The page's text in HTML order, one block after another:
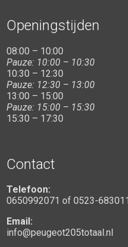
Openingstijden
08:00 – 10:00
Pauze: 10:00 – 10:30
10:30 – 12:30
Pauze: 12:30 – 13:00
13:00 – 15:00
Pauze: 15:00 – 15:30
15:30 – 17:30
Contact
Telefoon:
0650992071 of0523-683011
Email:
info@peugeot205totaal.nl